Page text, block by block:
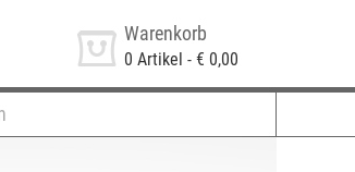
Warenkorb
0 Artikel - € 0,00